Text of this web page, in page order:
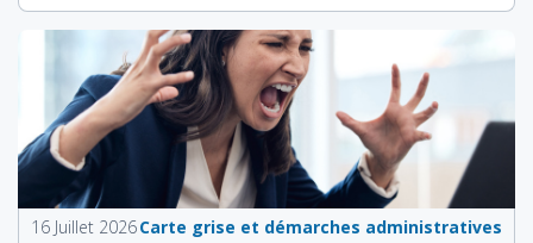
16 Juillet 2026Carte grise et démarches administratives